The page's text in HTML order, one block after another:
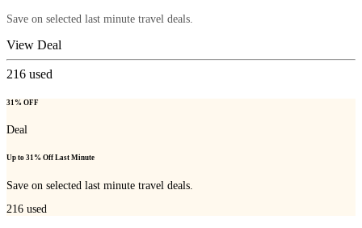
Save on selected last minute travel deals.
View Deal
216 used
31% OFF
Deal
Up to 31% Off Last Minute
Save on selected last minute travel deals.
216 used